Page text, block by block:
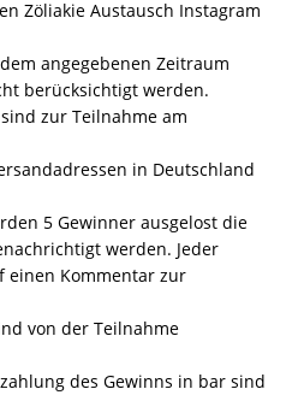
Zöliakie Austausch Instagram
angegebenen Zeitraum
berücksichtigt werden.
zur Teilnahme am
in Deutschland
5 Gewinner ausgelost die
werden. Jeder
einen Kommentar zur
von der Teilnahme
des Gewinns in bar sind